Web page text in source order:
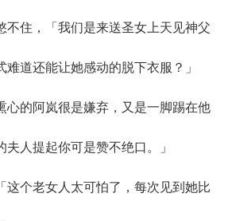
住，「我们是来送圣女上天见神父
道还能让她感动的脱下衣服？」
的阿岚很是嫌弃，又是一脚踢在他
人提起你可是赞不绝口。」
个老女人太可怕了，每次见到她比